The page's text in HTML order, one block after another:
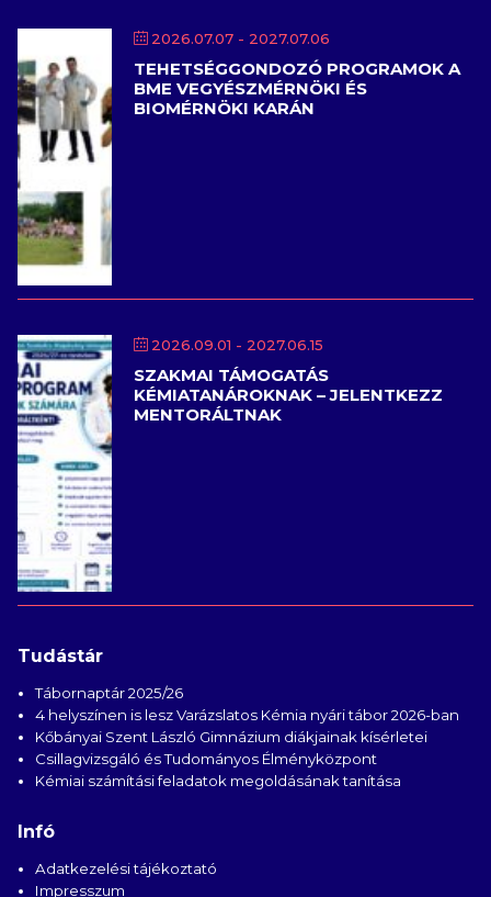
2026.07.07 - 2027.07.06
TEHETSÉGGONDOZÓ PROGRAMOK A
BME VEGYÉSZMÉRNÖKI ÉS
BIOMÉRNÖKI KARÁN
2026.09.01 - 2027.06.15
SZAKMAI TÁMOGATÁS
KÉMIATANÁROKNAK – JELENTKEZZ
MENTORÁLTNAK
Tudástár
Tábornaptár 2025/26
4 helyszínen is lesz Varázslatos Kémia nyári tábor 2026-ban
Kőbányai Szent László Gimnázium diákjainak kísérletei
Csillagvizsgáló és Tudományos Élményközpont
Kémiai számítási feladatok megoldásának tanítása
Infó
Adatkezelési tájékoztató
Impresszum